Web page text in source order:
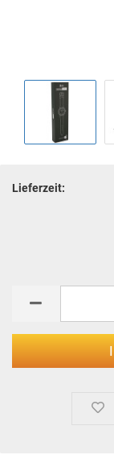
Lieferzeit: